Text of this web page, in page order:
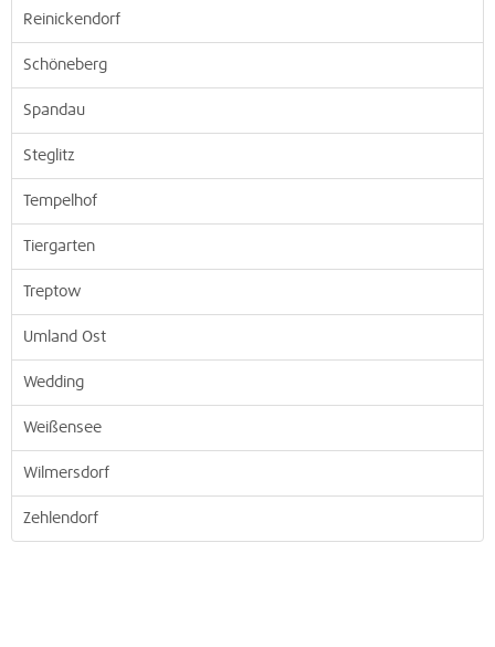
Reinickendorf
Schöneberg
Spandau
Steglitz
Tempelhof
Tiergarten
Treptow
Umland Ost
Wedding
Weißensee
Wilmersdorf
Zehlendorf